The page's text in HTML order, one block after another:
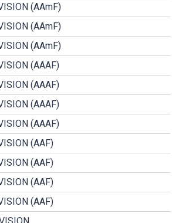
(AAmF)
(AAmF)
(AAmF)
(AAAF)
(AAAF)
(AAAF)
(AAAF)
(AAF)
(AAF)
(AAF)
(AAF)